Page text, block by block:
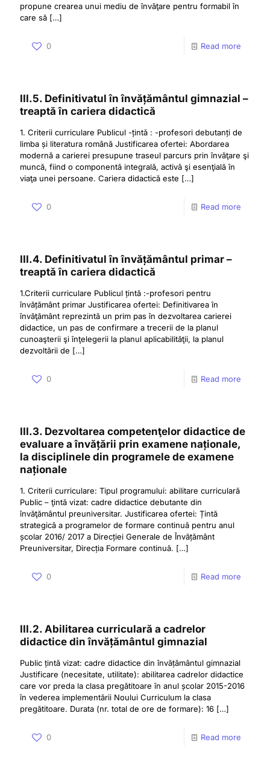
propune crearea unui mediu de învăţare pentru formabil în
care să […]
0 Read more
III.5. Definitivatul în învățământul gimnazial –
treaptă în cariera didactică
1. Criterii curriculare Publicul -țintă : -profesori debutanți de
limba și literatura română Justificarea ofertei: Abordarea
modernă a carierei presupune traseul parcurs prin învăţare şi
muncă, fiind o componentă integrală, activă şi esenţială în
viaţa unei persoane. Cariera didactică este […]
0 Read more
III.4. Definitivatul în învățământul primar –
treaptă în cariera didactică
1.Criterii curriculare Publicul țintă :-profesori pentru
învățământ primar Justificarea ofertei: Definitivarea în
învăţământ reprezintă un prim pas în dezvoltarea carierei
didactice, un pas de confirmare a trecerii de la planul
cunoaşterii şi înţelegerii la planul aplicabilităţii, la planul
dezvoltării de […]
0 Read more
III.3. Dezvoltarea competenţelor didactice de
evaluare a învățării prin examene naționale,
la disciplinele din programele de examene
naționale
1. Criterii curriculare: Tipul programului: abilitare curriculară
Public – ţintă vizat: cadre didactice debutante din
învăţământul preuniversitar. Justificarea ofertei: Țintă
strategică a programelor de formare continuă pentru anul
școlar 2016/ 2017 a Direcției Generale de Învățământ
Preuniversitar, Direcția Formare continuă. […]
0 Read more
III.2. Abilitarea curriculară a cadrelor
didactice din învățământul gimnazial
Public țintă vizat: cadre didactice din învățământul gimnazial
Justificare (necesitate, utilitate): abilitarea cadrelor didactice
care vor preda la clasa pregătitoare în anul școlar 2015-2016
în vederea implementării Noului Curriculum la clasa
pregătitoare. Durata (nr. total de ore de formare): 16 […]
0 Read more